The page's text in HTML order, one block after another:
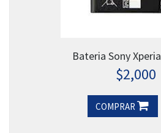
Bateria Sony
$2,000
COMPRAR